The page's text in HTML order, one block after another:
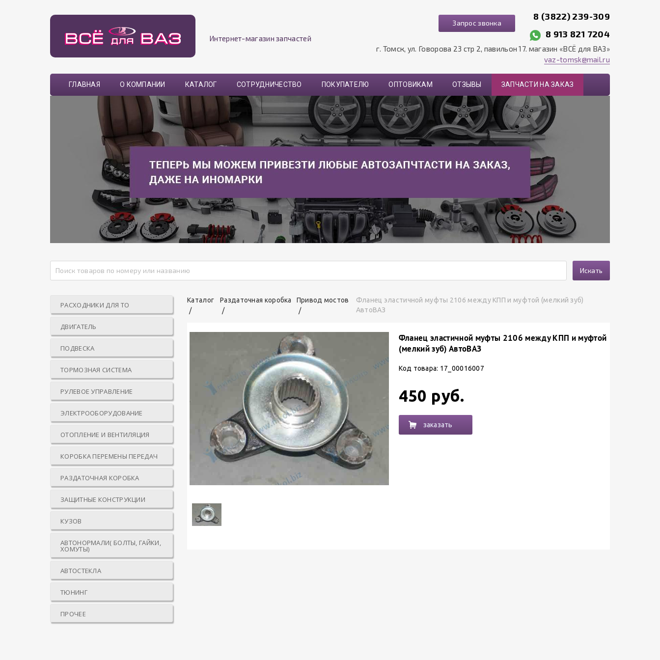
Интернет-магазин запчастей
Запрос звонка
8 (3822) 239-309
8 913 821 7204
г. Томск, ул. Говорова 23 стр 2, павильон 17. магазин «ВСЁ для ВАЗ»
vaz-tomsk@mail.ru
ГЛАВНАЯ О КОМПАНИИ КАТАЛОГ СОТРУДНИЧЕСТВО ПОКУПАТЕЛЮ ОПТОВИКАМ ОТЗЫВЫ ЗАПЧАСТИ НА ЗАКАЗ
Искать
РАСХОДНИКИ ДЛЯ ТО
ДВИГАТЕЛЬ
ПОДВЕСКА
ТОРМОЗНАЯ СИСТЕМА
РУЛЕВОЕ УПРАВЛЕНИЕ
ЭЛЕКТРООБОРУДОВАНИЕ
ОТОПЛЕНИЕ И ВЕНТИЛЯЦИЯ
КОРОБКА ПЕРЕМЕНЫ ПЕРЕДАЧ
РАЗДАТОЧНАЯ КОРОБКА
ЗАЩИТНЫЕ КОНСТРУКЦИИ
КУЗОВ
АВТОНОРМАЛИ( БОЛТЫ, ГАЙКИ,
ХОМУТЫ)
АВТОСТЕКЛА
ТЮНИНГ
ПРОЧЕЕ
Каталог Раздаточная коробка Привод мостов
Фланец эластичной муфты 2106 между КПП и муфтой (мелкий зуб)
АвтоВАЗ
Фланец эластичной муфты 2106 между КПП и муфтой
(мелкий зуб) АвтоВАЗ
Код товара: 17_00016007
450 руб.
заказать